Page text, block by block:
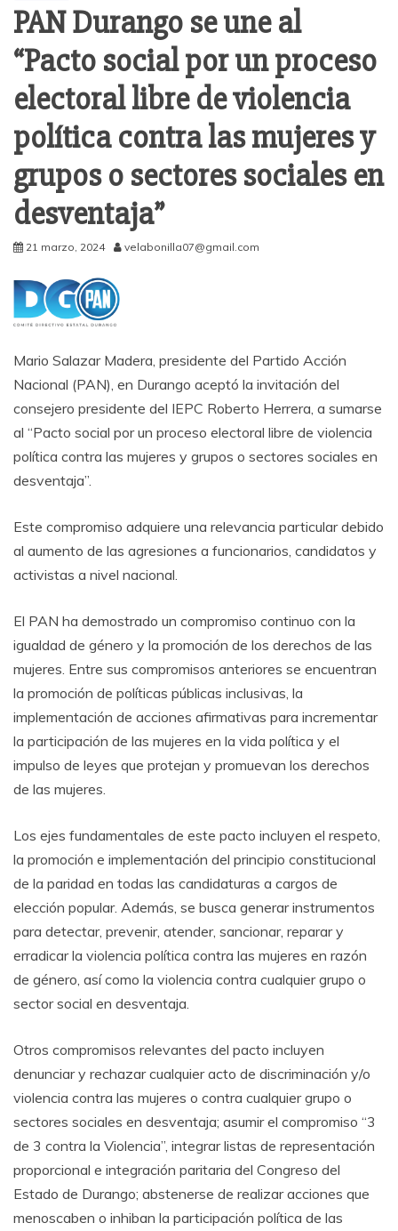
PAN Durango se une al
“Pacto social por un proceso
electoral libre de violencia
política contra las mujeres y
grupos o sectores sociales en
desventaja”
21 marzo, 2024 velabonilla07@gmail.com
Mario Salazar Madera, presidente del Partido Acción
Nacional (PAN), en Durango aceptó la invitación del
consejero presidente del IEPC Roberto Herrera, a sumarse
al “Pacto social por un proceso electoral libre de violencia
política contra las mujeres y grupos o sectores sociales en
desventaja”.
Este compromiso adquiere una relevancia particular debido
al aumento de las agresiones a funcionarios, candidatos y
activistas a nivel nacional.
El PAN ha demostrado un compromiso continuo con la
igualdad de género y la promoción de los derechos de las
mujeres. Entre sus compromisos anteriores se encuentran
la promoción de políticas públicas inclusivas, la
implementación de acciones afirmativas para incrementar
la participación de las mujeres en la vida política y el
impulso de leyes que protejan y promuevan los derechos
de las mujeres.
Los ejes fundamentales de este pacto incluyen el respeto,
la promoción e implementación del principio constitucional
de la paridad en todas las candidaturas a cargos de
elección popular. Además, se busca generar instrumentos
para detectar, prevenir, atender, sancionar, reparar y
erradicar la violencia política contra las mujeres en razón
de género, así como la violencia contra cualquier grupo o
sector social en desventaja.
Otros compromisos relevantes del pacto incluyen
denunciar y rechazar cualquier acto de discriminación y/o
violencia contra las mujeres o contra cualquier grupo o
sectores sociales en desventaja; asumir el compromiso “3
de 3 contra la Violencia”, integrar listas de representación
proporcional e integración paritaria del Congreso del
Estado de Durango; abstenerse de realizar acciones que
menoscaben o inhiban la participación política de las